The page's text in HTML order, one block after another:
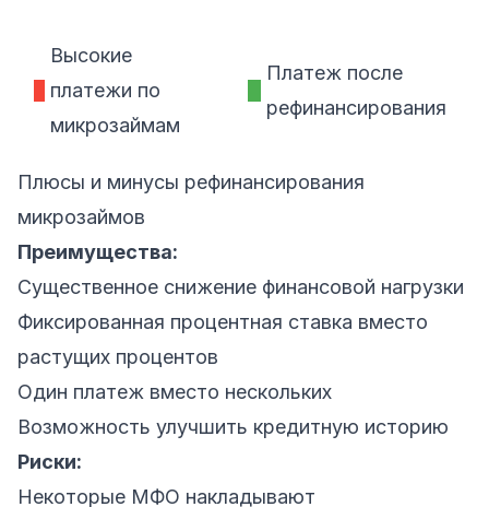
Высокие
платежи по
микрозаймам
Платеж после
рефинансирования
Плюсы и минусы рефинансирования
микрозаймов
Преимущества:
Существенное снижение финансовой нагрузки
Фиксированная процентная ставка вместо
растущих процентов
Один платеж вместо нескольких
Возможность улучшить кредитную историю
Риски:
Некоторые МФО накладывают